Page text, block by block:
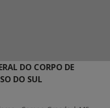
DO CORPO DE
DO SUL